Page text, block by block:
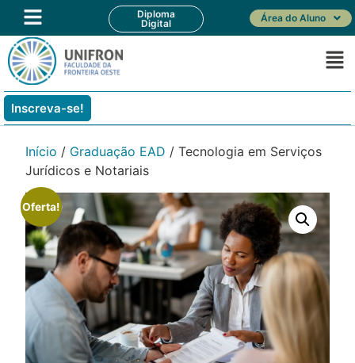
Diploma
Digital
Área do Aluno
Inscreva-se!
Início / Graduação EAD / Tecnologia em Serviços
Jurídicos e Notariais
Oferta!